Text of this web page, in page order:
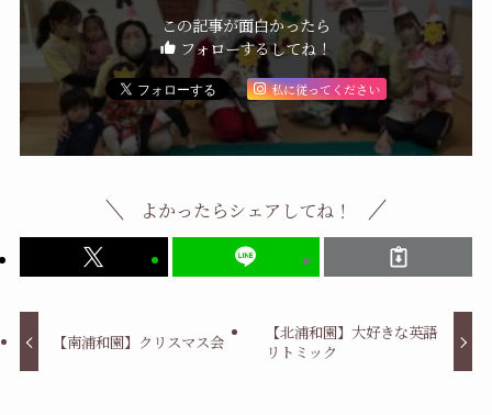
この記事が面白かったら
フォローするしてね！
私に従ってください
よかったらシェアしてね！
【南浦和園】クリスマス会
【北浦和園】大好きな英語
リトミック